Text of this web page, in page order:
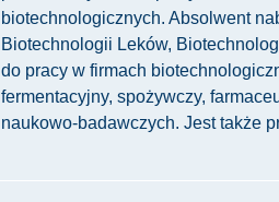
biotechnologicznych. Absolwent
Biotechnologii Leków,
do pracy w firmach
fermentacyjny, spożywczy,
naukowo-badawczych. Jest także